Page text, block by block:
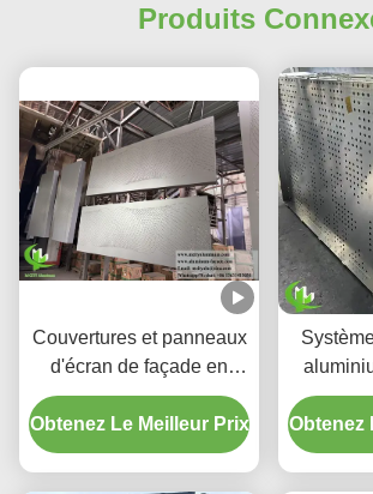
Produits
Couvertures et panneaux
d'écran de façade en
aluminium perforé à
dégradé personnalisé
Obtenez Le Meilleur Prix
perforé
boîtier
motifs
Obtenez